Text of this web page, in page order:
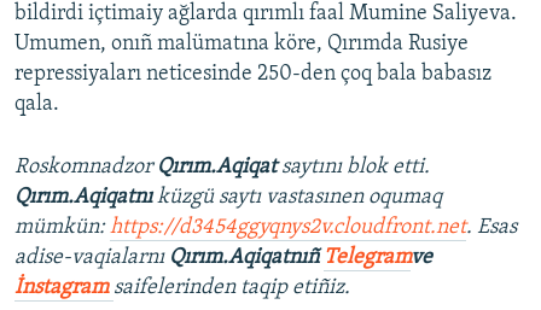
bildirdi içtimaiy ağlarda qırımlı faal Mumine Saliyeva.
Umumen, onıñ malümatına köre, Qırımda Rusiye
repressiyaları neticesinde 250-den çoq bala babasız
qala.
Roskomnadzor Qırım.Aqiqatsaytını blok etti.
Qırım.Aqiqatnıküzgü saytı vastasınen oqumaq
mümkün:https://d3454ggyqnys2v.cloudfront.net. Esas
adise-vaqialarnı Qırım.AqiqatnıñTelegramve
İnstagram saifelerinden taqip etiñiz.